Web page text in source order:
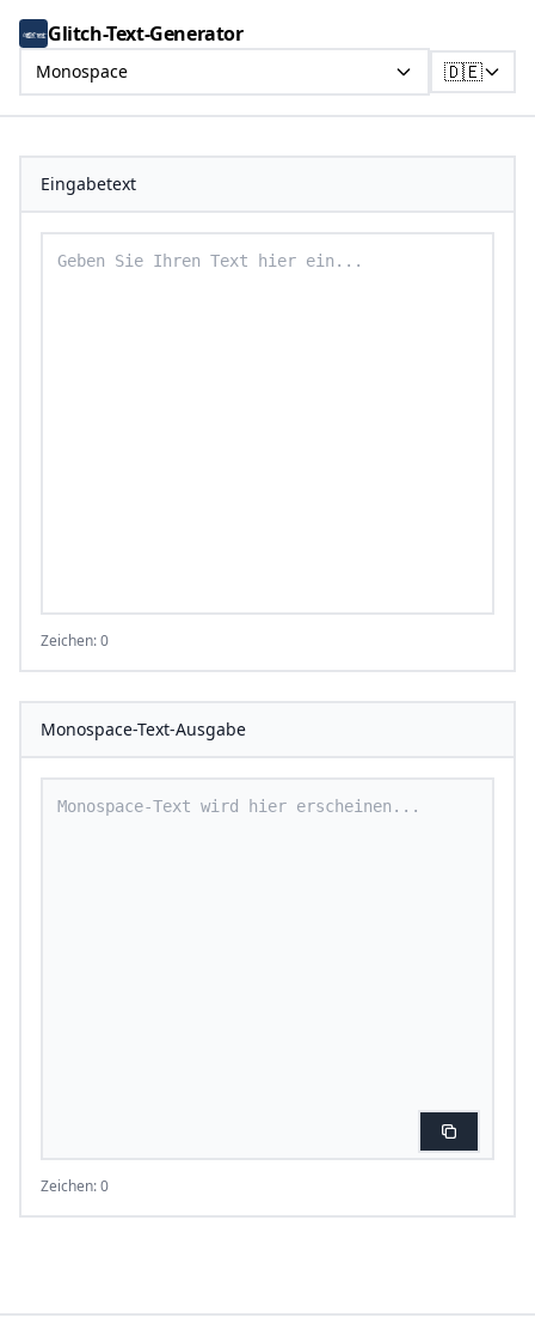
Glitch-Text-Generator
Monospace 🇩🇪
Eingabetext
Zeichen: 0
Monospace-Text-Ausgabe
Zeichen: 0